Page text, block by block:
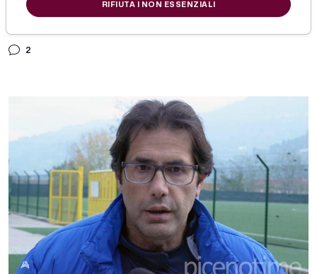
di Redazione Picenotime
2
RIFIUTA I NON ESSENZIALI